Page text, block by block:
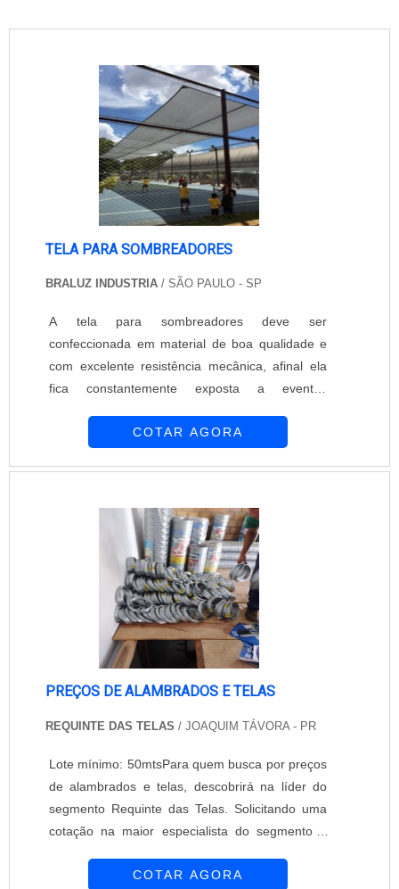
TELA PARA SOMBREADORES
BRALUZ INDUSTRIA / SÃO PAULO - SP
A tela para sombreadores deve ser
confeccionada em material de boa qualidade e
com excelente resistência mecânica, afinal ela
fica constantemente exposta a eventos
a incidência de raios solares.
durabilidade, e cobertas com uma tela (ou
manta), esta possui característi...
COTAR AGORA
PREÇOS DE ALAMBRADOS E TELAS
REQUINTE DAS TELAS / JOAQUIM TÁVORA - PR
Lote mínimo: 50mtsPara quem busca por preços
de alambrados e telas, descobrirá na líder do
segmento Requinte das Telas. Solicitando uma
cotação na maior especialista do segmento e
área de atuação.É importante lembrar que o
COTAR AGORA